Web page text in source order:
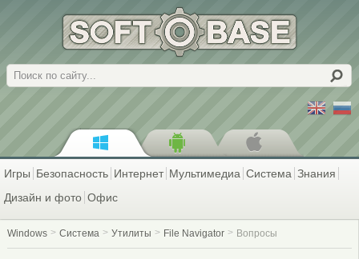
Поиск
Игры Безопасность Интернет Мультимедиа Система Знания
Дизайн и фото Офис
Windows Система Утилиты File Navigator Вопросы